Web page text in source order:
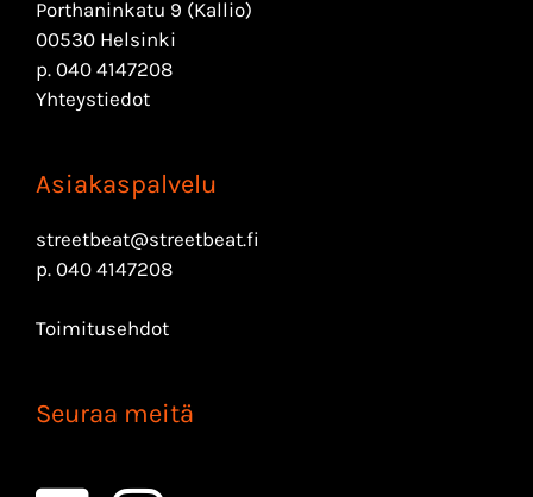
Porthaninkatu 9 (Kallio)
00530 Helsinki
p. 040 4147208
Yhteystiedot
Asiakaspalvelu
streetbeat@streetbeat.fi
p. 040 4147208
Toimitusehdot
Seuraa meitä